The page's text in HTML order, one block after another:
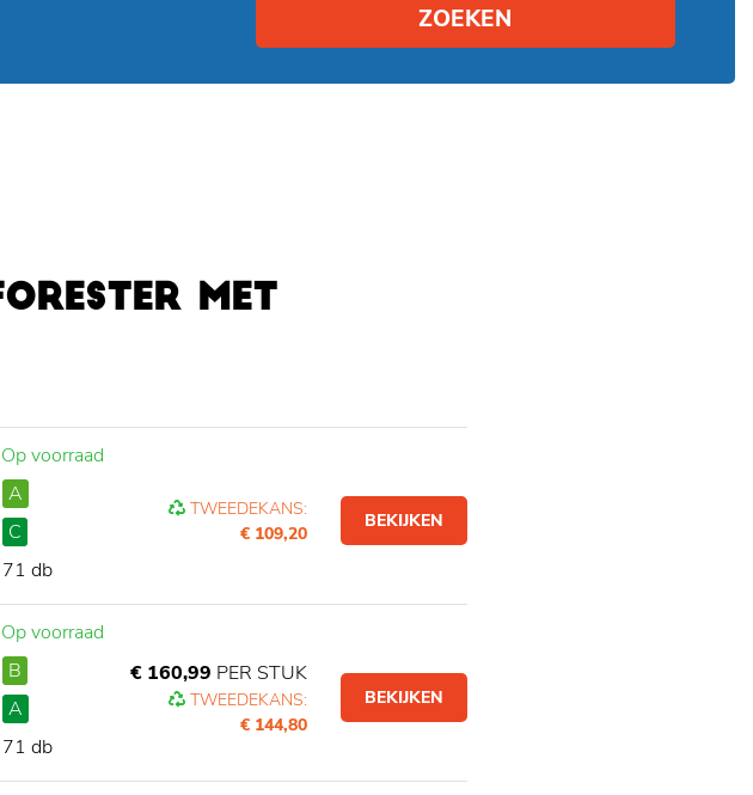
ZOEKEN
MET
Op voorraad
A
C
71 db
TWEEDEKANS:
€ 109,20
BEKIJKEN
Op voorraad
B
A
71 db
€ 160,99 PER STUK
TWEEDEKANS:
€ 144,80
BEKIJKEN